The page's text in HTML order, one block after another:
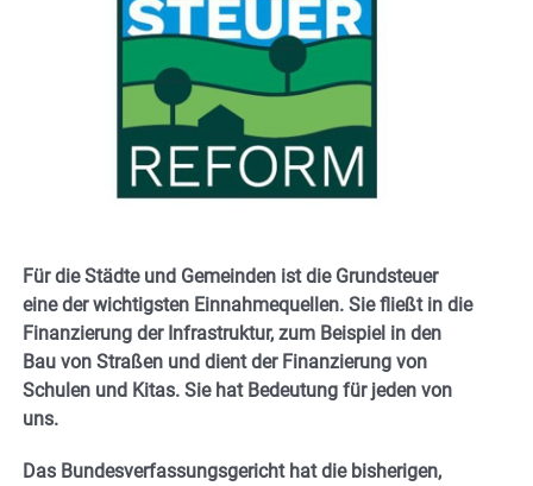
Für die Städte und Gemeinden ist die Grundsteuer
eine der wichtigsten Einnahmequellen. Sie fließt in die
Finanzierung der Infrastruktur, zum Beispiel in den
Bau von Straßen und dient der Finanzierung von
Schulen und Kitas. Sie hat Bedeutung für jeden von
uns.
Das Bundesverfassungsgericht hat die bisherigen,